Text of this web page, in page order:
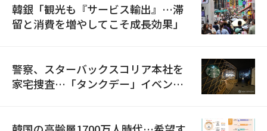
韓銀「観光も『サービス輸出』…滞
留と消費を増やしてこそ成長効果」
警察、スターバックスコリア本社を
家宅捜査…「タンクデー」イベント